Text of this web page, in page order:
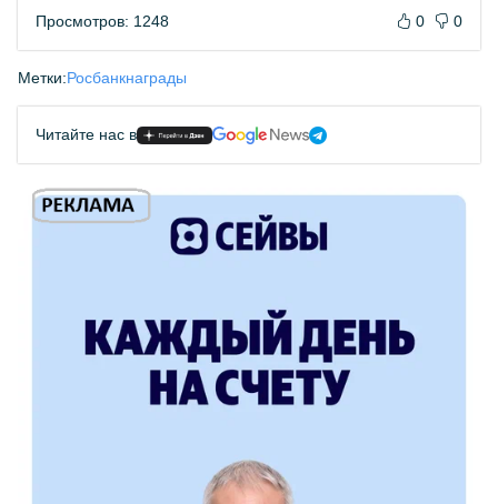
Просмотров: 1248 0 0
Метки:Росбанкнаграды
Читайте нас в